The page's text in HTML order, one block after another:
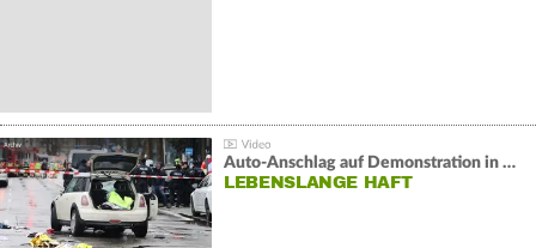
Auto-Anschlag auf Demonstration in München:
LEBENSLANGE HAFT